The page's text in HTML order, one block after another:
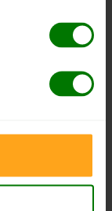
Tiefststand
398,01 €
08.07.2026
08.05.2026
07.08.2025